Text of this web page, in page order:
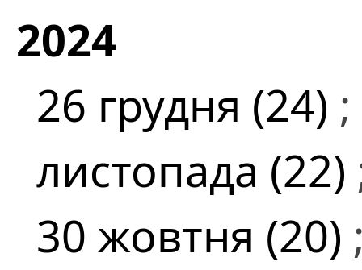
2024
26 грудня (24) ;
листопада (22)
30 жовтня (20)